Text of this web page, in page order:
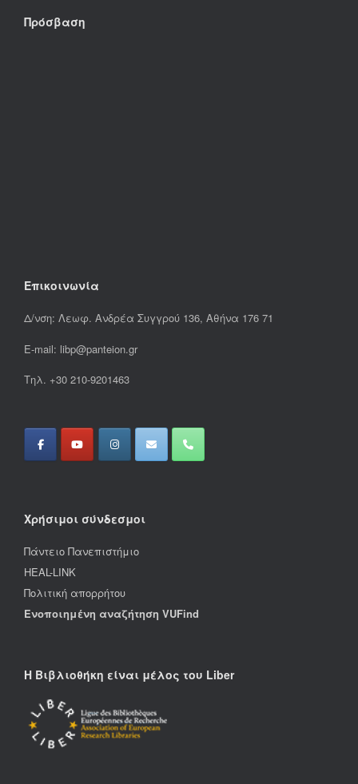
Πρόσβαση
Επικοινωνία
Δ/νση: Λεωφ. Ανδρέα Συγγρού 136, Αθήνα 176 71
E-mail: libp@panteion.gr
Τηλ. +30 210-9201463
Χρήσιμοι σύνδεσμοι
Πάντειο Πανεπιστήμιο
HEAL-LINK
Πολιτική απορρήτου
Ενοποιημένη αναζήτηση VUFind
Η Βιβλιοθήκη είναι μέλος του Liber